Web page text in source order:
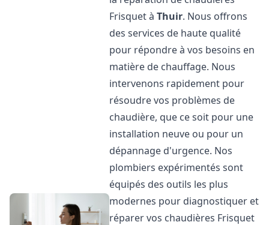
Frisquet àThuir. Nous offrons
des services de haute qualité
pour répondre à vos besoins en
matière de chauffage. Nous
intervenons rapidement pour
résoudre vos problèmes de
chaudière, que ce soit pour une
installation neuve ou pour un
dépannage d'urgence. Nos
plombiers expérimentés sont
équipés des outils les plus
modernes pour diagnostiquer et
réparer vos chaudières Frisquet